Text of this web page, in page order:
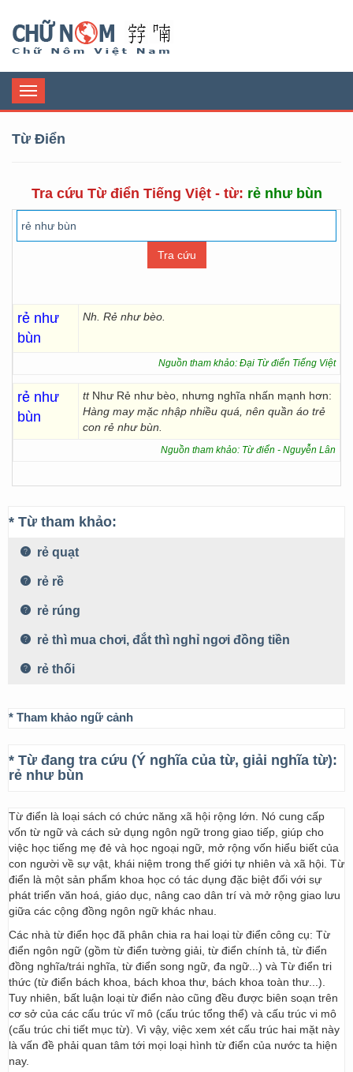
Toggle
navigation
Từ Điển
Tra cứu Từ điển Tiếng Việt - từ: rẻ như bùn
rẻ như
bùn
Nh. Rẻ như bèo.
Nguồn tham khảo: Đại Từ điển Tiếng Việt
rẻ như
bùn
tt Như Rẻ như bèo, nhưng nghĩa nhấn mạnh hơn:
Hàng may mặc nhập nhiều quá, nên quần áo trẻ
con rẻ như bùn.
Nguồn tham khảo: Từ điển - Nguyễn Lân
* Từ tham khảo:
rẻ quạt
rẻ rề
rẻ rúng
rẻ thì mua chơi, đắt thì nghỉ ngơi đồng tiền
rẻ thối
* Tham khảo ngữ cảnh
* Từ đang tra cứu (Ý nghĩa của từ, giải nghĩa từ):
rẻ như bùn
Từ điển là loại sách có chức năng xã hội rộng lớn. Nó cung cấp
vốn từ ngữ và cách sử dụng ngôn ngữ trong giao tiếp, giúp cho
việc học tiếng mẹ đẻ và học ngoại ngữ, mở rộng vốn hiểu biết của
con người về sự vật, khái niệm trong thế giới tự nhiên và xã hội. Từ
điển là một sản phẩm khoa học có tác dụng đặc biệt đối với sự
phát triển văn hoá, giáo dục, nâng cao dân trí và mở rộng giao lưu
giữa các cộng đồng ngôn ngữ khác nhau.
Các nhà từ điển học đã phân chia ra hai loại từ điển công cụ: Từ
điển ngôn ngữ (gồm từ điển tường giải, từ điển chính tả, từ điển
đồng nghĩa/trái nghĩa, từ điển song ngữ, đa ngữ...) và Từ điển tri
thức (từ điển bách khoa, bách khoa thư, bách khoa toàn thư...).
Tuy nhiên, bất luận loại từ điển nào cũng đều được biên soạn trên
cơ sở của các cấu trúc vĩ mô (cấu trúc tổng thể) và cấu trúc vi mô
(cấu trúc chi tiết mục từ). Vì vậy, việc xem xét cấu trúc hai mặt này
là vấn đề phải quan tâm tới mọi loại hình từ điển của nước ta hiện
nay.